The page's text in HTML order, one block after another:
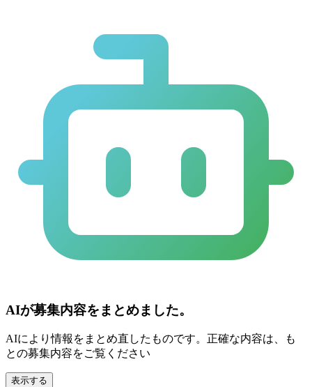
AIが募集内容をまとめました。
AIにより情報をまとめ直したものです。正確な内容は、も
との募集内容をご覧ください
表示する